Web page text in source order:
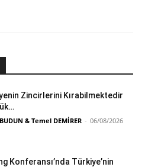
Zincirlerini Kırabilmektedir
& Temel DEMİRER - 06/08/2026
Konferansı’nda Türkiye’nin